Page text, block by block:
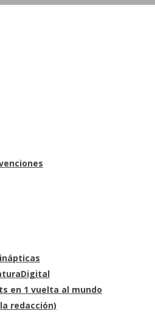
en 1 vuelta al mundo
redacción)